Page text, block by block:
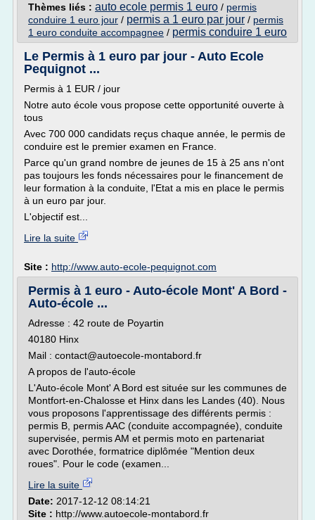
Thèmes liés : auto ecole permis 1 euro / permis
conduire 1 euro jour / permis a 1 euro par jour / permis
1 euro conduite accompagnee / permis conduire 1 euro
Le Permis à 1 euro par jour - Auto Ecole
Pequignot ...
Permis à 1 EUR / jour
Notre auto école vous propose cette opportunité ouverte à
tous
Avec 700 000 candidats reçus chaque année, le permis de
conduire est le premier examen en France.
Parce qu'un grand nombre de jeunes de 15 à 25 ans n'ont
pas toujours les fonds nécessaires pour le financement de
leur formation à la conduite, l'Etat a mis en place le permis
à un euro par jour.
L'objectif est...
Lire la suite
Site : http://www.auto-ecole-pequignot.com
Permis à 1 euro - Auto-école Mont' A Bord -
Auto-école ...
Adresse : 42 route de Poyartin
40180 Hinx
Mail : contact@autoecole-montabord.fr
A propos de l'auto-école
L'Auto-école Mont' A Bord est située sur les communes de
Montfort-en-Chalosse et Hinx dans les Landes (40). Nous
vous proposons l'apprentissage des différents permis :
permis B, permis AAC (conduite accompagnée), conduite
supervisée, permis AM et permis moto en partenariat
avec Dorothée, formatrice diplômée "Mention deux
roues". Pour le code (examen...
Lire la suite
Date: 2017-12-12 08:14:21
Site : http://www.autoecole-montabord.fr